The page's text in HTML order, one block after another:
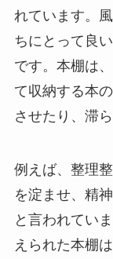
れています。
ちにとって良
です。本棚は
て収納する本
させたり、滞
例えば、整理
を淀ませ、精
と言われてい
えられた本棚